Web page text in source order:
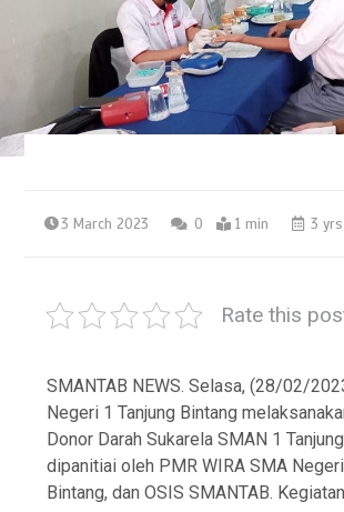
3 March 2023 0 1 min 3 yrs
Rate this
SMANTAB NEWS. Selasa, (28/02/
Negeri 1 Tanjung Bintang
Donor Darah Sukarela SMAN 1
dipanitiai oleh PMR WIRA SMA
Bintang, dan OSIS SMANTAB.